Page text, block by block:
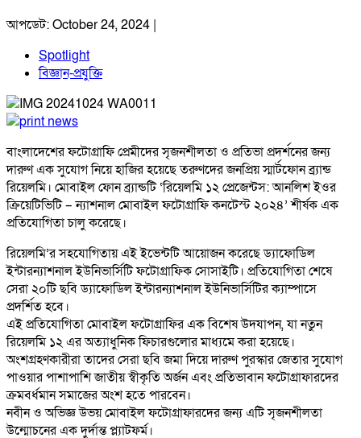
আপডেট: October 24, 2024 |
Spotlight
বিজ্ঞান-প্রযুক্তি
বাংলাদেশের ফটোগ্রাফি প্রেমীদের সৃজনশীলতা ও প্রতিভা প্রদর্শনের জন্য
দারুণ এক সুযোগ নিয়ে হাজির হয়েছে তরুণদের জনপ্রিয় স্মার্টফোন ব্র্যান্ড
রিয়েলমি। মোবাইল ফোন ব্র্যান্ডটি ‘রিয়েলমি ১২ প্রেজেন্টস: আনলিশ ইওর
ক্রিয়েটিভিটি – ন্যাশনাল মোবাইল ফটোগ্রাফি কনটেস্ট ২০২৪’ শীর্ষক এক
প্রতিযোগিতা চালু করেছে।
রিয়েলমি’র সহযোগিতায় এই ইভেন্টটি আয়োজন করেছে ড্যাফোডিল
ইন্টারন্যাশনাল ইউনিভার্সিটি ফটোগ্রাফিক সোসাইটি। প্রতিযোগিতা শেষে
সেরা ২০টি ছবি ড্যাফোডিল ইন্টারন্যাশনাল ইউনিভার্সিটির ক্যাম্পাসে
প্রদর্শিত হবে।
এই প্রতিযোগিতা মোবাইল ফটোগ্রাফির এক বিশেষ উদযাপন, যা নতুন
রিয়েলমি ১২ এর অত্যাধুনিক ফিচারগুলোর মাধ্যমে করা হয়েছে।
অংশগ্রহণকারীরা তাদের সেরা ছবি জমা দিয়ে দারুণ পুরস্কার জেতার সুযোগ
পাওয়ার পাশাপাশি জাতীয় স্বীকৃতি অর্জন এবং প্রতিভাবান ফটোগ্রাফারদের
ক্রমবর্ধমান সমাজের অংশ হতে পারবেন।
নবীন ও অভিজ্ঞ উভয় মোবাইল ফটোগ্রাফারদের জন্য এটি সৃজনশীলতা
উন্মোচনের এক দুর্দান্ত প্ল্যাটফর্ম।